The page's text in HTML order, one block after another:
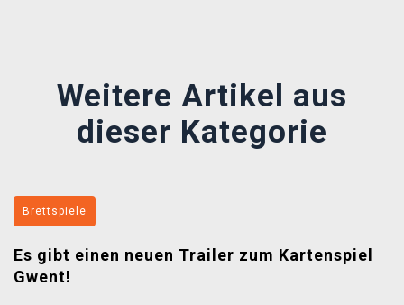
Weitere Artikel aus
dieser Kategorie
Brettspiele
Es gibt einen neuen Trailer zum Kartenspiel
Gwent!